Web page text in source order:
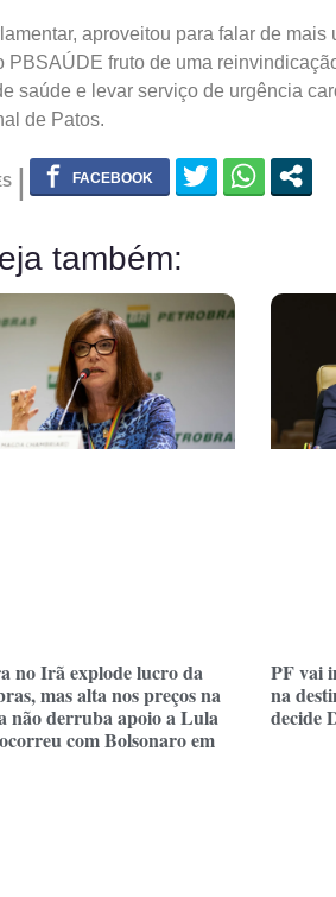
aproveitou para falar de
PBSAÚDE fruto de uma
saúde e levar serviço de urgência
de Patos.
também:
no Irã explode lucro da
mas alta nos preços na
não derruba apoio a Lula
com Bolsonaro em
PF vai
na
decide